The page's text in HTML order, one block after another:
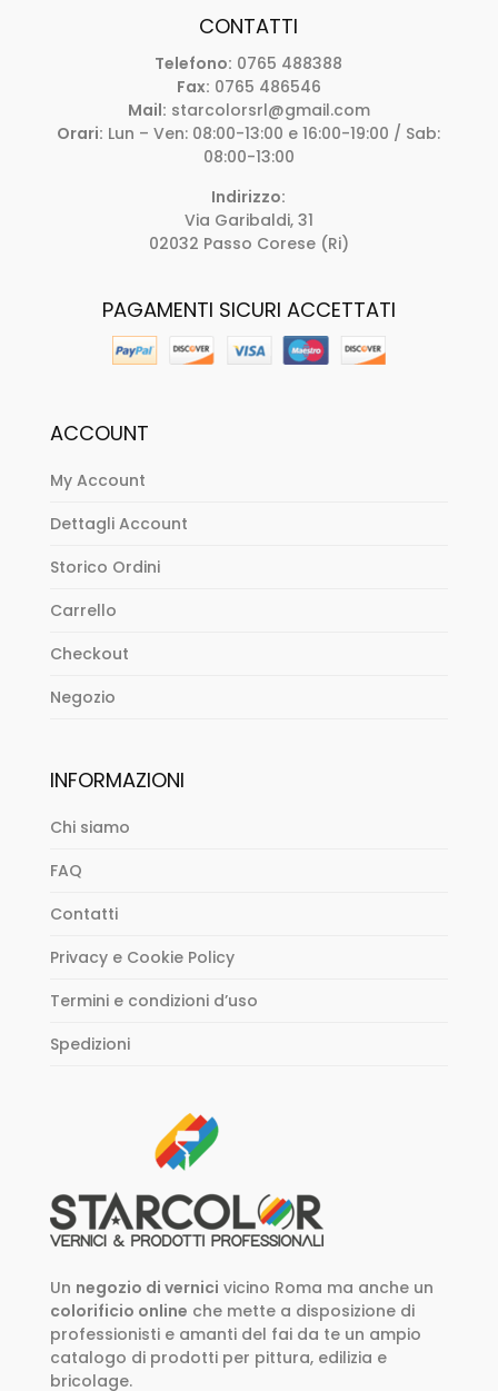
CONTATTI
Telefono: 0765 488388
Fax: 0765 486546
Mail: starcolorsrl@gmail.com
Orari: Lun – Ven: 08:00-13:00 e 16:00-19:00 / Sab:
08:00-13:00
Indirizzo:
Via Garibaldi, 31
02032 Passo Corese (Ri)
PAGAMENTI SICURI ACCETTATI
ACCOUNT
My Account
Dettagli Account
Storico Ordini
Carrello
Checkout
Negozio
INFORMAZIONI
Chi siamo
FAQ
Contatti
Privacy e Cookie Policy
Termini e condizioni d’uso
Spedizioni
Un negozio di vernici vicino Roma ma anche un
colorificio online che mette a disposizione di
professionisti e amanti del fai da te un ampio
catalogo di prodotti per pittura, edilizia e
bricolage.